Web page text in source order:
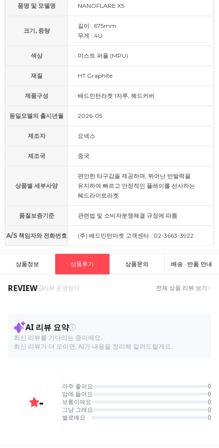
품명 및 모델명 NANOFLARE X5
크기, 중량
길이 : 675mm
무게 : 4U
색상 미스트 퍼플 (MPU)
재질 HT Graphite
제품구성 배드민턴라켓 1자루, 헤드커버
동일모델의 출시년월 2026-05
제조자 요넥스
제조국 중국
상품별 세부사양
편안한 타구감을 제공하며, 뛰어난 반발력을
유지하여 빠르고 안정적인 플레이를 선사하는
헤드라이트라켓
품질보증기준 관련법 및 소비자분쟁해결 규정에 따름
A/S 책임자와 전화번호 (주) 배드민턴마켓 고객센터 : 02-3663-3922
상품정보 상품후기 상품문의 배송 · 반품 안내